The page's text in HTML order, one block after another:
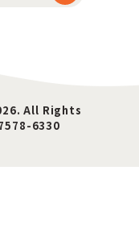
All Rights
6330